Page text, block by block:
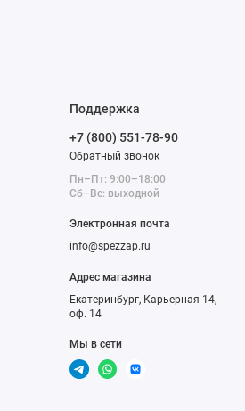
Поддержка
+7 (800) 551-78-90
Обратный звонок
Пн–Пт: 9:00–18:00
Сб–Вс: выходной
Электронная почта
info@spezzap.ru
Адрес магазина
Екатеринбург, Карьерная 14,
оф. 14
Мы в сети